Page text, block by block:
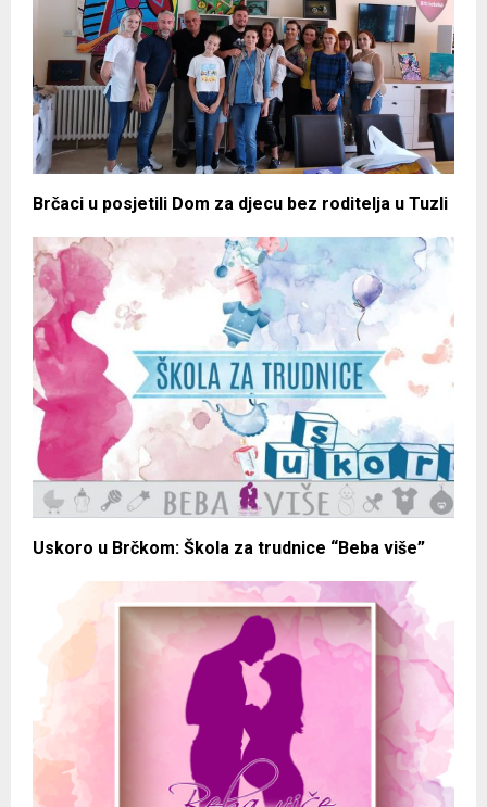
Brčaci u posjetili Dom za djecu bez roditelja u Tuzli
Uskoro u Brčkom: Škola za trudnice “Beba više”